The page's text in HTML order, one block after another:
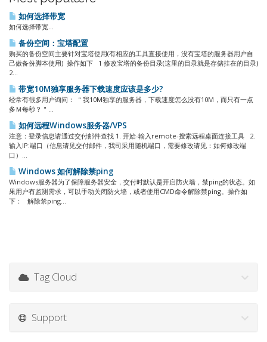
如何选择带宽
如何选择带宽...
备份空间：宝塔配置
购买的备份空间主要针对宝塔使用(有相应的工具直接使用，没有宝塔的服务器用户自
己做备份脚本使用) 操作如下 1 修改宝塔的备份目录(这里的目录就是存储挂在的目录)
2...
带宽10M独享服务器下载速度应该是多少?
经常有很多用户询问： ＂我10M独享的服务器，下载速度怎么没有10M，而只有一点
多Ｍ每秒？＂...
如何远程Windows服务器/VPS
注意：登录信息请通过交付邮件查找 1. 开始-输入remote-搜索远程桌面连接工具 2.
输入IP:端口（信息请见交付邮件，我司采用随机端口，需要修改请见：如何修改端
口）...
Windows 如何解除禁ping
Windows服务器为了保障服务器安全，交付时默认是开启防火墙，禁ping的状态。如
果用户有监测需求，可以手动关闭防火墙，或者使用CMD命令解除禁ping。操作如
下： 解除禁ping...
Tag Cloud
Support